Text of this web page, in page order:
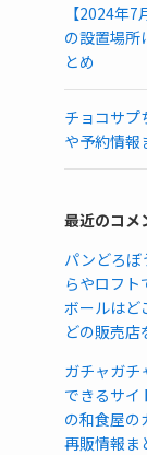
【2024年
の設置場所
とめ
チョコサプ
や予約情報
最近のコメ
パンどろぼ
らやロフト
ボールはど
どの販売店
ガチャガチ
できるサイ
の和食屋の
再販情報ま